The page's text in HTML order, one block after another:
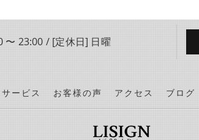
〜 23:00 / [定休日] 日曜
サービス お客様の声 アクセス ブログ